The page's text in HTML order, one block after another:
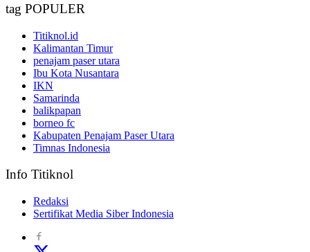
tag POPULER
Titiknol.id
Kalimantan Timur
penajam paser utara
Ibu Kota Nusantara
IKN
Samarinda
balikpapan
borneo fc
Kabupaten Penajam Paser Utara
Timnas Indonesia
Info Titiknol
Redaksi
Sertifikat Media Siber Indonesia